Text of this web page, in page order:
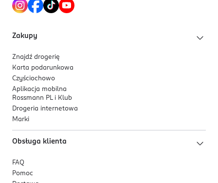
Funchal, Madeira
PT-Portugalia
Kod EAN
5 018389 032234
Zakupy
Znajdź drogerię
Karta podarunkowa
Czyściochowo
Aplikacja mobilna
Rossmann PL i Klub
Drogeria internetowa
Marki
Obsługa klienta
FAQ
Pomoc